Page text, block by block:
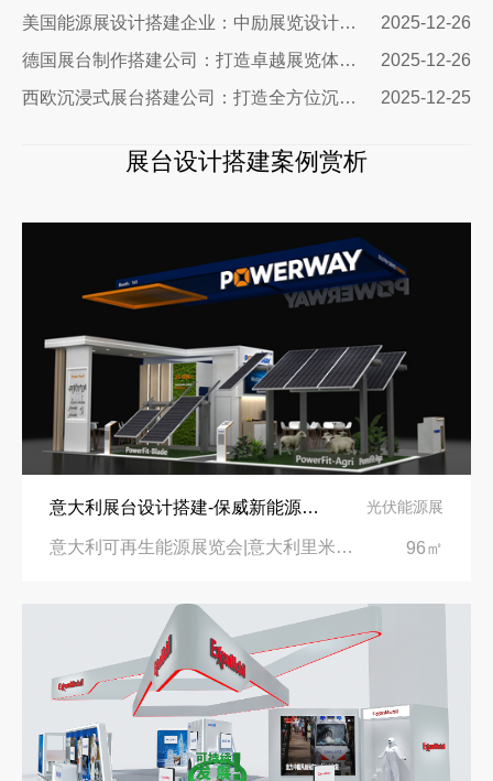
美国能源展设计搭建企业：中励展览设计搭建公司
2025-12-26
德国展台制作搭建公司：打造卓越展览体验的专业选择
2025-12-26
西欧沉浸式展台搭建公司：打造全方位沉浸式展览体验
2025-12-25
展台设计搭建案例赏析
意大利展台设计搭建-保威新能源在意大利里米尼会展中心推出最新产品-中励展览设计策划公司 光伏能源展
意大利可再生能源展览会|意大利里米尼会展中心 96㎡